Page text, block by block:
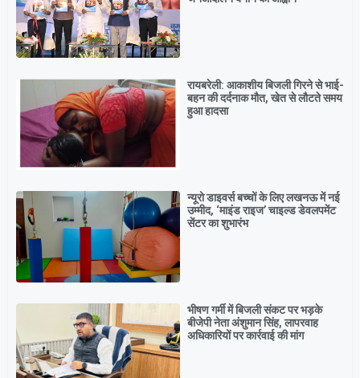
रायबरेली: आकाशीय बिजली गिरने से भाई-
बहन की दर्दनाक मौत, खेत से लौटते समय
हुआ हादसा
न्यूरो डाइवर्स बच्चों के लिए लखनऊ में नई
उम्मीद, ‘माइंड राइज’ चाइल्ड डेवलपमेंट
सेंटर का शुभारंभ
भीषण गर्मी में बिजली संकट पर भड़के
बीजेपी नेता अंशुमान सिंह, लापरवाह
अधिकारियों पर कार्रवाई की मांग